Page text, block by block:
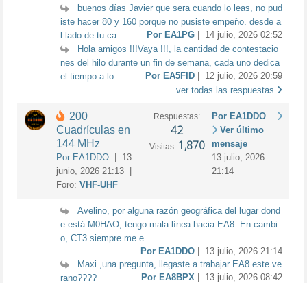
buenos días Javier que sera cuando lo leas, no pud
iste hacer 80 y 160 porque no pusiste empeño. desde a
l lado de tu ca...
Por EA1PG | 14 julio, 2026 02:52
Hola amigos !!!Vaya !!!, la cantidad de contestacio
nes del hilo durante un fin de semana, cada uno dedica
el tiempo a lo...
Por EA5FID | 12 julio, 2026 20:59
ver todas las respuestas
200
Cuadrículas en
144 MHz
Por EA1DDO | 13
junio, 2026 21:13 |
Foro:VHF-UHF
Respuestas:
42
Visitas: 1,870
Por EA1DDO
Ver último
mensaje
13 julio, 2026
21:14
Avelino, por alguna razón geográfica del lugar dond
e está M0HAO, tengo mala línea hacia EA8. En cambi
o, CT3 siempre me e...
Por EA1DDO | 13 julio, 2026 21:14
Maxi ,una pregunta, llegaste a trabajar EA8 este ve
rano????
Por EA8BPX | 13 julio, 2026 08:42